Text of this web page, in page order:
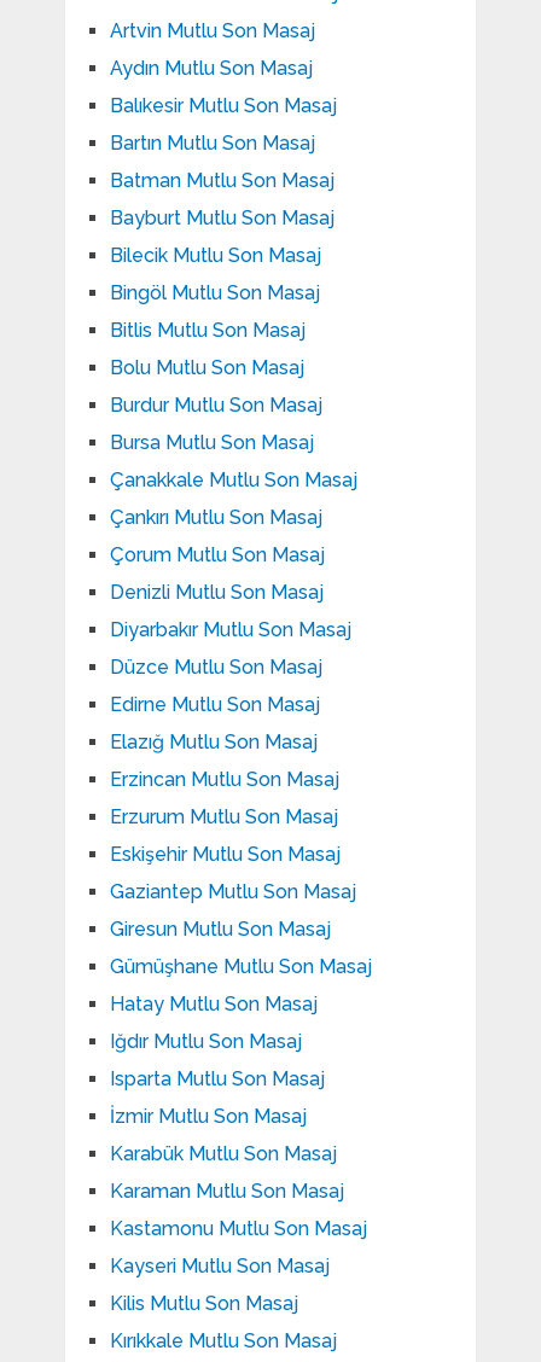
Artvin Mutlu Son Masaj
Aydın Mutlu Son Masaj
Balıkesir Mutlu Son Masaj
Bartın Mutlu Son Masaj
Batman Mutlu Son Masaj
Bayburt Mutlu Son Masaj
Bilecik Mutlu Son Masaj
Bingöl Mutlu Son Masaj
Bitlis Mutlu Son Masaj
Bolu Mutlu Son Masaj
Burdur Mutlu Son Masaj
Bursa Mutlu Son Masaj
Çanakkale Mutlu Son Masaj
Çankırı Mutlu Son Masaj
Çorum Mutlu Son Masaj
Denizli Mutlu Son Masaj
Diyarbakır Mutlu Son Masaj
Düzce Mutlu Son Masaj
Edirne Mutlu Son Masaj
Elazığ Mutlu Son Masaj
Erzincan Mutlu Son Masaj
Erzurum Mutlu Son Masaj
Eskişehir Mutlu Son Masaj
Gaziantep Mutlu Son Masaj
Giresun Mutlu Son Masaj
Gümüşhane Mutlu Son Masaj
Hatay Mutlu Son Masaj
Iğdır Mutlu Son Masaj
Isparta Mutlu Son Masaj
İzmir Mutlu Son Masaj
Karabük Mutlu Son Masaj
Karaman Mutlu Son Masaj
Kastamonu Mutlu Son Masaj
Kayseri Mutlu Son Masaj
Kilis Mutlu Son Masaj
Kırıkkale Mutlu Son Masaj